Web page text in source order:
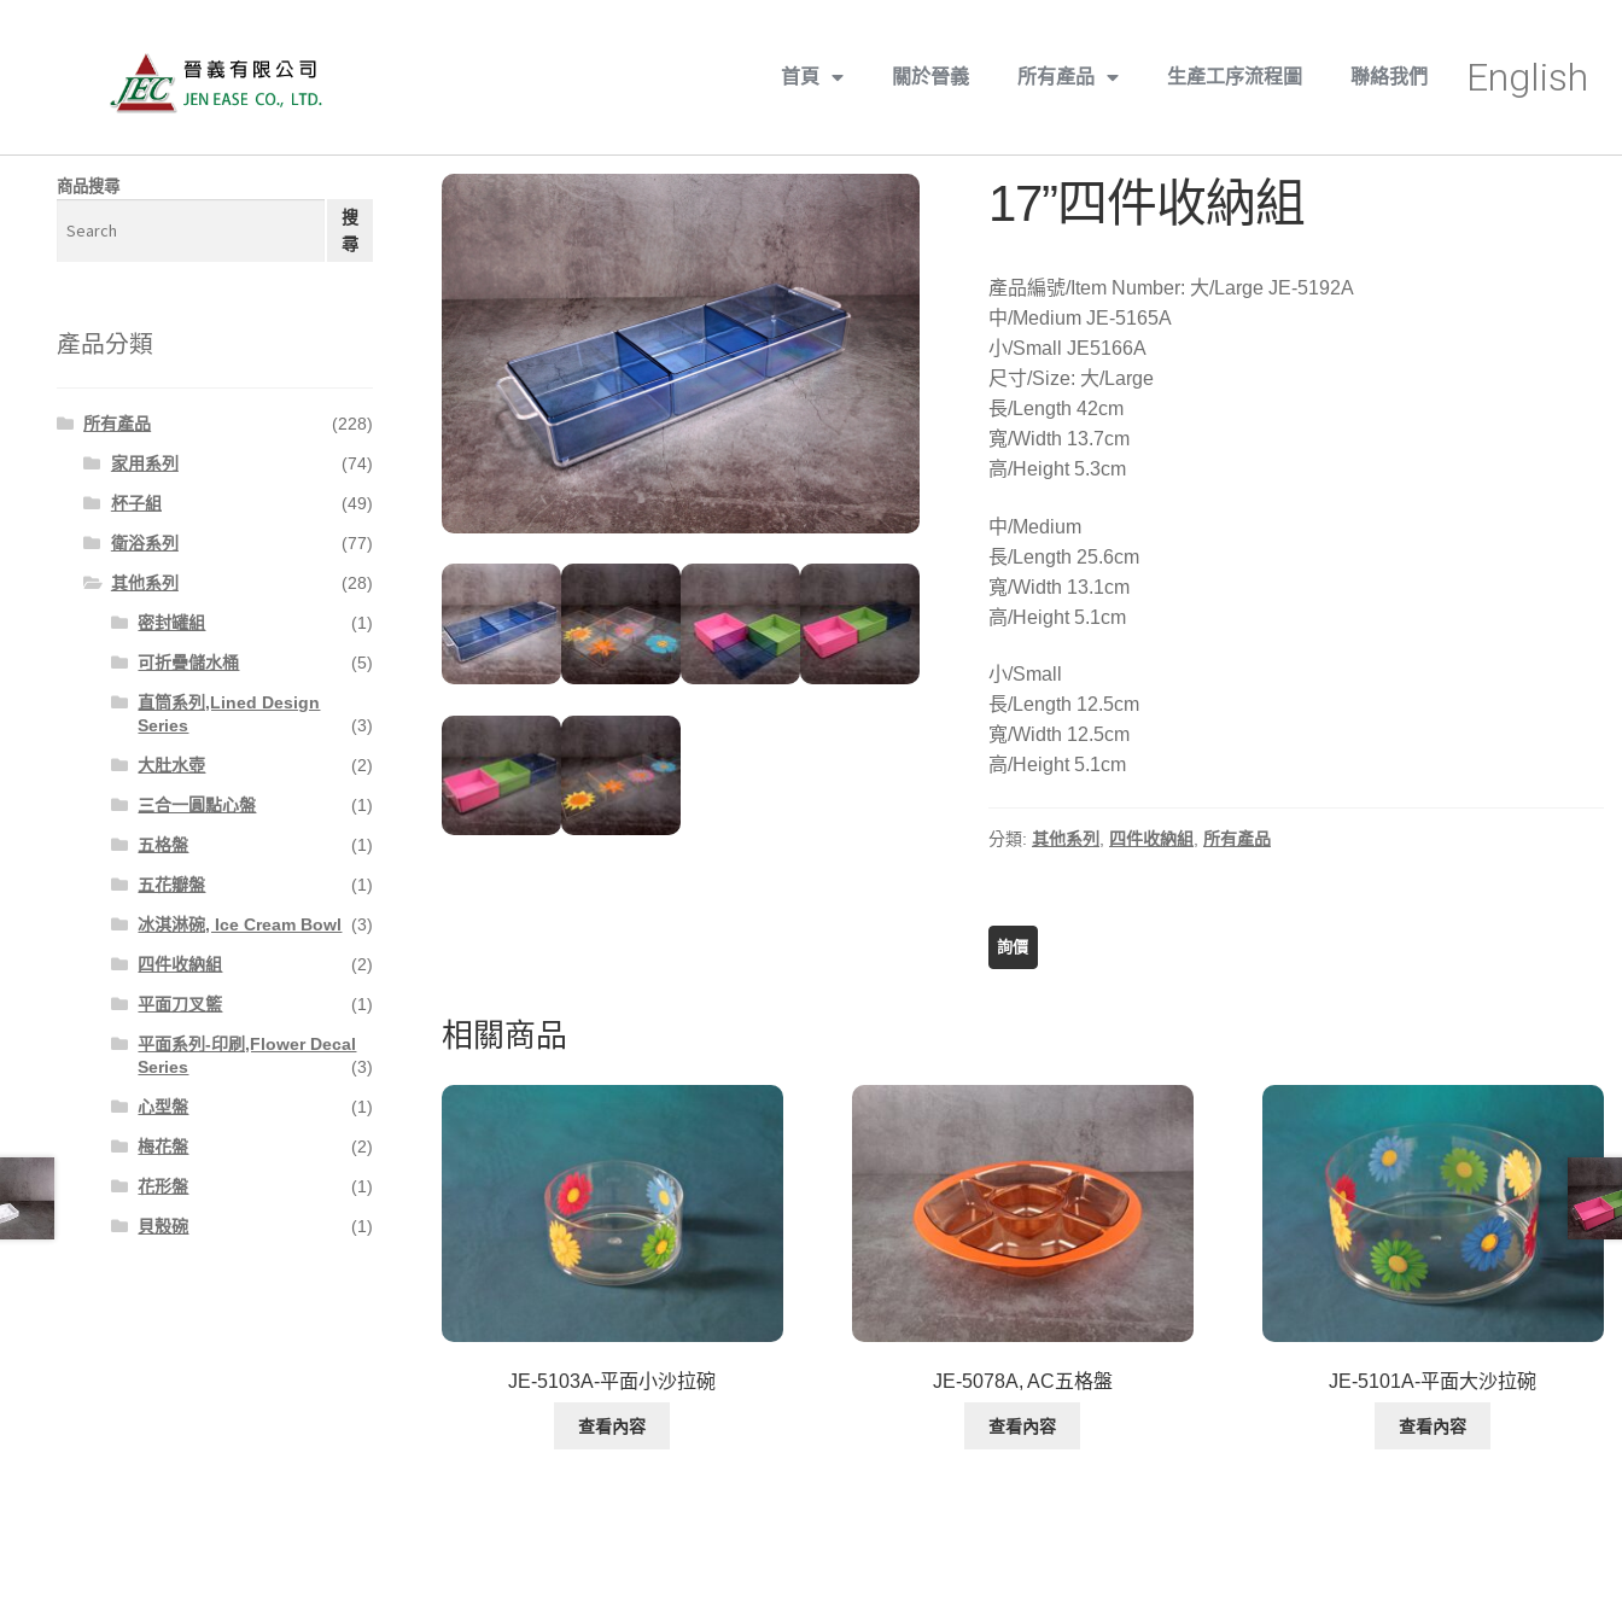
首頁 關於晉義 所有產品 生產工序流程圖 聯絡我們 English
17”四件收納組
產品編號/Item Number: 大/Large JE-5192A
中/Medium JE-5165A
小/Small JE5166A
尺寸/Size: 大/Large
長/Length 42cm
寬/Width 13.7cm
高/Height 5.3cm
中/Medium
長/Length 25.6cm
寬/Width 13.1cm
高/Height 5.1cm
小/Small
長/Length 12.5cm
寬/Width 12.5cm
高/Height 5.1cm
分類: 其他系列 四件收納組 所有產品
相關商品
JE-5103A-平面小沙拉碗
查看內容
JE-5078A, AC五格盤
查看內容
JE-5101A-平面大沙拉碗
查看內容
商品搜尋
搜
尋
產品分類
所有產品 (228)
家用系列 (74)
杯子組 (49)
衛浴系列 (77)
其他系列 (28)
密封罐組 (1)
可折疊儲水桶 (5)
直筒系列,Lined Design
Series
(3)
大肚水壺 (2)
三合一圓點心盤 (1)
五格盤 (1)
五花瓣盤 (1)
冰淇淋碗, Ice Cream Bowl (3)
四件收納組 (2)
平面刀叉籃 (1)
平面系列-印刷,Flower Decal
Series
(3)
心型盤 (1)
梅花盤 (2)
花形盤 (1)
貝殼碗 (1)